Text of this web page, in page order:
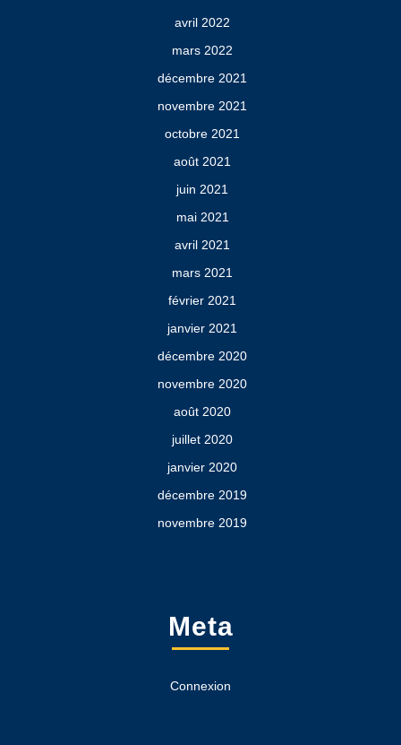
avril 2022
mars 2022
décembre 2021
novembre 2021
octobre 2021
août 2021
juin 2021
mai 2021
avril 2021
mars 2021
février 2021
janvier 2021
décembre 2020
novembre 2020
août 2020
juillet 2020
janvier 2020
décembre 2019
novembre 2019
Meta
Connexion